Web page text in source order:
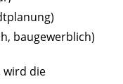
baugewerblich)
wird die